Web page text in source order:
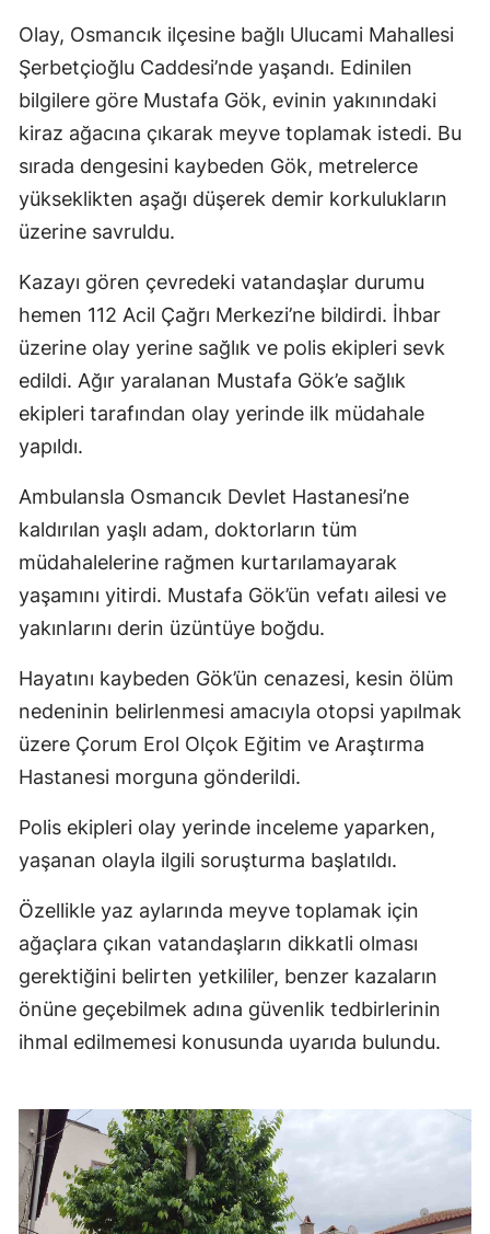
Olay, Osmancık ilçesine bağlı Ulucami Mahallesi
Şerbetçioğlu Caddesi’nde yaşandı. Edinilen
bilgilere göre Mustafa Gök, evinin yakınındaki
kiraz ağacına çıkarak meyve toplamak istedi. Bu
sırada dengesini kaybeden Gök, metrelerce
yükseklikten aşağı düşerek demir korkulukların
üzerine savruldu.
Kazayı gören çevredeki vatandaşlar durumu
hemen 112 Acil Çağrı Merkezi’ne bildirdi. İhbar
üzerine olay yerine sağlık ve polis ekipleri sevk
edildi. Ağır yaralanan Mustafa Gök’e sağlık
ekipleri tarafından olay yerinde ilk müdahale
yapıldı.
Ambulansla Osmancık Devlet Hastanesi’ne
kaldırılan yaşlı adam, doktorların tüm
müdahalelerine rağmen kurtarılamayarak
yaşamını yitirdi. Mustafa Gök’ün vefatı ailesi ve
yakınlarını derin üzüntüye boğdu.
Hayatını kaybeden Gök’ün cenazesi, kesin ölüm
nedeninin belirlenmesi amacıyla otopsi yapılmak
üzere Çorum Erol Olçok Eğitim ve Araştırma
Hastanesi morguna gönderildi.
Polis ekipleri olay yerinde inceleme yaparken,
yaşanan olayla ilgili soruşturma başlatıldı.
Özellikle yaz aylarında meyve toplamak için
ağaçlara çıkan vatandaşların dikkatli olması
gerektiğini belirten yetkililer, benzer kazaların
önüne geçebilmek adına güvenlik tedbirlerinin
ihmal edilmemesi konusunda uyarıda bulundu.